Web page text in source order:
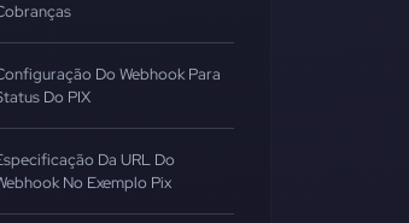
Do Webhook Para
Do PIX
Da URL Do
No Exemplo Pix